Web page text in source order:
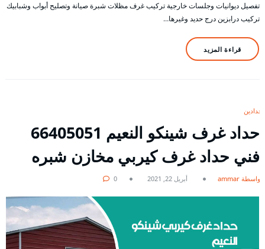
تفصيل ديوانيات وجلسات خارجية تركيب غرف مظلات شبرة صيانة وتصليح أبواب وشبابيك
تركيب درابزين درج حديد وغيرها…
قراءة المزيد
حدادين
حداد غرف شينكو النعيم 66405051
فني حداد غرف كيربي مخازن شبره
بواسطة ammar أبريل 22, 2021 0